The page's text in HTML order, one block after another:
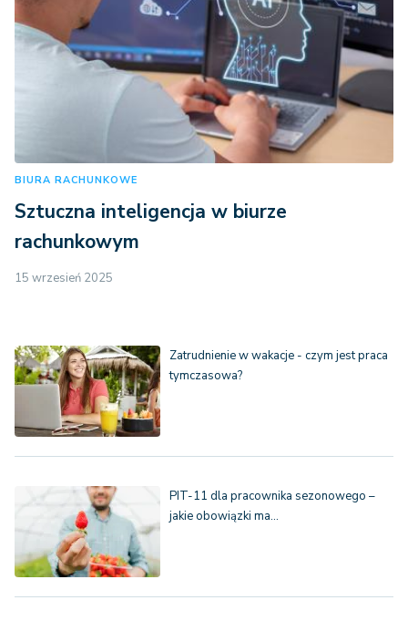
BIURA RACHUNKOWE
Sztuczna inteligencja w biurze
rachunkowym
15 wrzesień 2025
Zatrudnienie w wakacje - czym jest praca
tymczasowa?
PIT-11 dla pracownika sezonowego –
jakie obowiązki ma…